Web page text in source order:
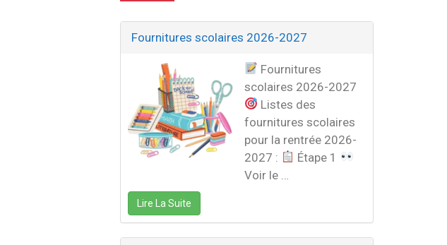
Fournitures scolaires 2026-2027
Fournitures
scolaires 2026-2027
​Listes des
fournitures scolaires
pour la rentrée 2026-
2027 :
​​ Étape 1 ​
Voir le …
Lire La Suite